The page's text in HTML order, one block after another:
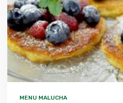
MENU MALUCHA